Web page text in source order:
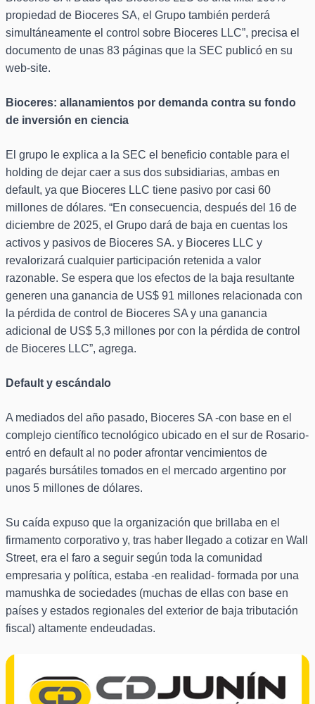
propiedad de Bioceres SA, el Grupo también perderá
simultáneamente el control sobre Bioceres LLC”, precisa el
documento de unas 83 páginas que la SEC publicó en su
web-site.
Bioceres: allanamientos por demanda contra su fondo
de inversión en ciencia
El grupo le explica a la SEC el beneficio contable para el
holding de dejar caer a sus dos subsidiarias, ambas en
default, ya que Bioceres LLC tiene pasivo por casi 60
millones de dólares. “En consecuencia, después del 16 de
diciembre de 2025, el Grupo dará de baja en cuentas los
activos y pasivos de Bioceres SA. y Bioceres LLC y
revalorizará cualquier participación retenida a valor
razonable. Se espera que los efectos de la baja resultante
generen una ganancia de US$ 91 millones relacionada con
la pérdida de control de Bioceres SA y una ganancia
adicional de US$ 5,3 millones por con la pérdida de control
de Bioceres LLC”, agrega.
Default y escándalo
A mediados del año pasado, Bioceres SA -con base en el
complejo científico tecnológico ubicado en el sur de Rosario-
entró en default al no poder afrontar vencimientos de
pagarés bursátiles tomados en el mercado argentino por
unos 5 millones de dólares.
Su caída expuso que la organización que brillaba en el
firmamento corporativo y, tras haber llegado a cotizar en Wall
Street, era el faro a seguir según toda la comunidad
empresaria y política, estaba -en realidad- formada por una
mamushka de sociedades (muchas de ellas con base en
países y estados regionales del exterior de baja tributación
fiscal) altamente endeudadas.